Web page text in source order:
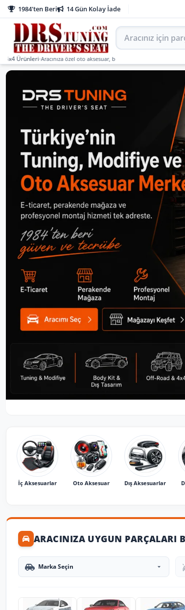
1984'ten Beri 14 Gün Kolay İade
Aracınız için parça
•Aracınıza özel oto aksesuar, body kit, tuning, SUV, pickup ve off-
İç Aksesuarlar Oto Aksesuar Dış Aksesuarlar
ARACINIZA UYGUN PARÇALARI
Marka Seçin